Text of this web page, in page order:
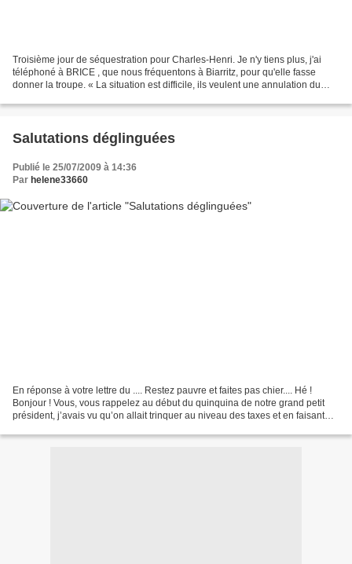
Troisième jour de séquestration pour Charles-Henri. Je n'y tiens plus, j'ai
téléphoné à BRICE , que nous fréquentons à Biarritz, pour qu'elle fasse
donner la troupe. « La situation est difficile, ils veulent une annulation du
Salutations déglinguées
Publié le 25/07/2009 à 14:36
Par helene33660
En réponse à votre lettre du .... Restez pauvre et faites pas chier.... Hé !
Bonjour ! Vous, vous rappelez au début du quinquina de notre grand petit
président, j’avais vu qu’on allait trinquer au niveau des taxes et en faisant